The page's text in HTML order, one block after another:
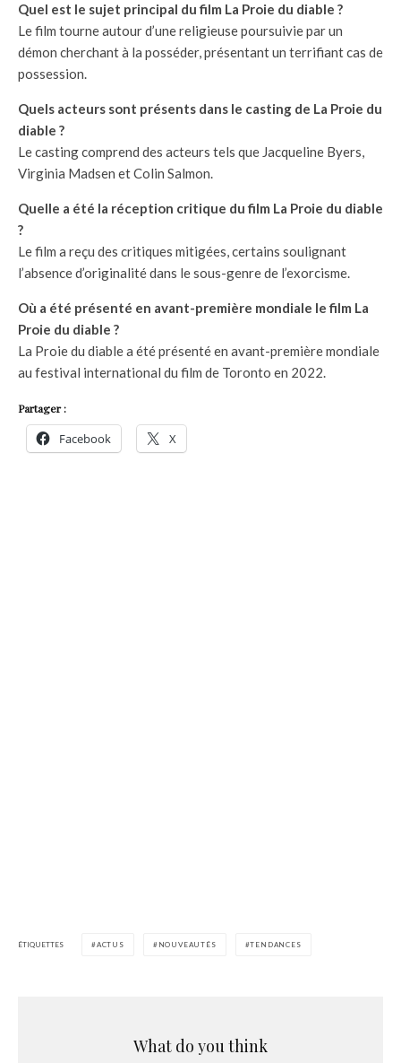
Quel est le sujet principal du film La Proie du diable ?
Le film tourne autour d’une religieuse poursuivie par un
démon cherchant à la posséder, présentant un terrifiant cas de
possession.
Quels acteurs sont présents dans le casting de La Proie du
diable ?
Le casting comprend des acteurs tels que Jacqueline Byers,
Virginia Madsen et Colin Salmon.
Quelle a été la réception critique du film La Proie du diable
?
Le film a reçu des critiques mitigées, certains soulignant
l’absence d’originalité dans le sous-genre de l’exorcisme.
Où a été présenté en avant-première mondiale le film La
Proie du diable ?
La Proie du diable a été présenté en avant-première mondiale
au festival international du film de Toronto en 2022.
Partager :
Facebook X
ÉTIQUETTES ACTUS NOUVEAUTÉS TENDANCES
What do you think